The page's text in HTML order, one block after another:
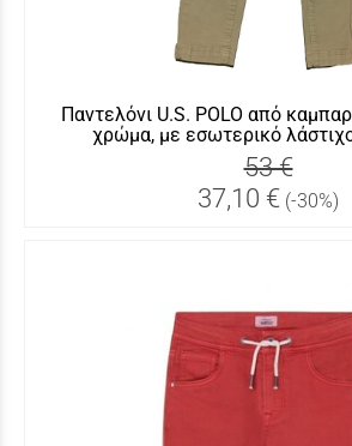
Παντελόνι U.S. POLO από
χρώμα, με εσωτερικό
53 €
37,10 € (-30%)